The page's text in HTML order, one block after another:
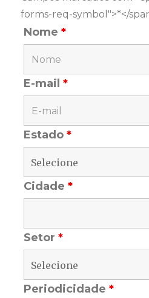
forms-req-symbol">*</
Nome*
E-mail*
Estado*
Cidade*
Setor*
Periodicidade*